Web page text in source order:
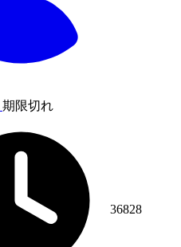
期限切れ
36828